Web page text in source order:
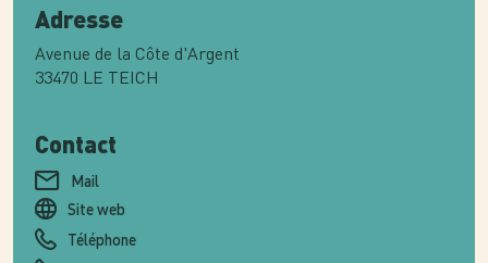
Adresse
Avenue de la Côte d'Argent
33470 LE TEICH
Contact
Mail
Site web
Téléphone